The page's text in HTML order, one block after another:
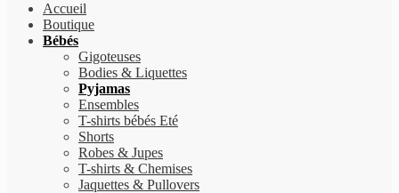
Accueil
Boutique
Bébés
Gigoteuses
Bodies & Liquettes
Pyjamas
Ensembles
T-shirts bébés Eté
Shorts
Robes & Jupes
T-shirts & Chemises
Jaquettes & Pullovers